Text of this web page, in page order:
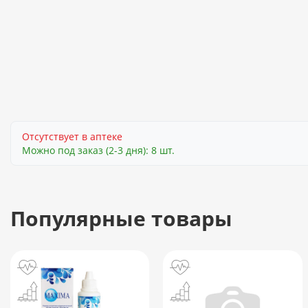
Отсутствует в аптеке
Можно под заказ (2-3 дня): 8 шт.
Популярные товары